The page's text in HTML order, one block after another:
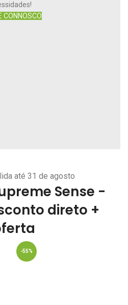
CONNOSCO
até 31 de agosto
Sense -
direto +
-55%